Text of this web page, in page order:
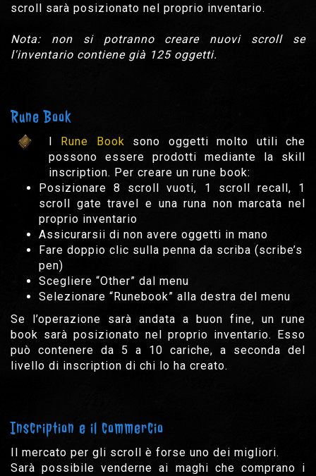
scroll sarà posizionato nel proprio inventario.
Nota: non si potranno creare nuovi scroll se
l'inventario contiene già 125 oggetti.
Rune Book
I Rune Book sono oggetti molto utili che
possono essere prodotti mediante la skill
inscription. Per creare un rune book:
Posizionare 8 scroll vuoti, 1 scroll recall, 1
scroll gate travel e una runa non marcata nel
proprio inventario
Assicurarsii di non avere oggetti in mano
Fare doppio clic sulla penna da scriba (scribe’s
pen)
Scegliere “Other” dal menu
Selezionare “Runebook” alla destra del menu
Se l’operazione sarà andata a buon fine, un rune
book sarà posizionato nel proprio inventario. Esso
può contenere da 5 a 10 cariche, a seconda del
livello di inscription di chi lo ha creato.
Inscription e il commercio
Il mercato per gli scroll è forse uno dei migliori.
Sarà possibile venderne ai maghi che comprano i